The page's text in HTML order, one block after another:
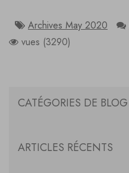
Archives May 2020
vues (3290)
CATÉGORIES DE BLOG
ARTICLES RÉCENTS